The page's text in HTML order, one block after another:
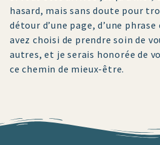
hasard, mais sans doute pour
détour d’une page, d’une phrase
avez choisi de prendre soin de
autres, et je serais honorée de
ce chemin de mieux-être.